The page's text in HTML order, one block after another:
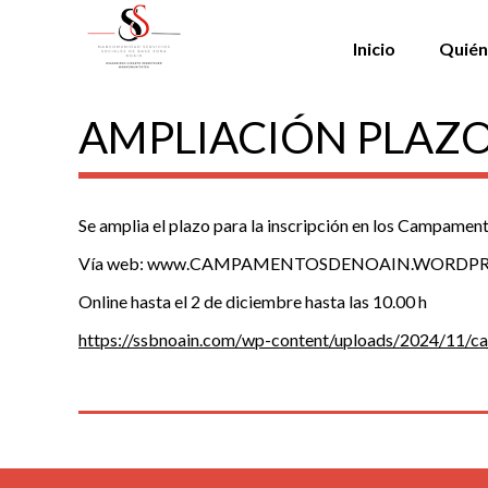
Inicio
AMPLIACIÓN
Se amplia el plazo para la inscripción en los
Vía web:
Online hasta el 2 de diciembre hasta las 10.00 h
https://ssbnoain.com/wp-content/uploads/2024/11/